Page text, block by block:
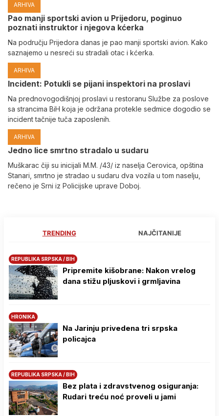
ARHIVA
Pao manji sportski avion u Prijedoru, poginuo
poznati instruktor i njegova kćerka
Na području Prijedora danas je pao manji sportski avion. Kako
saznajemo u nesreći su stradali otac i kćerka.
ARHIVA
Incident: Potukli se pijani inspektori na proslavi
Na prednovogodišnjoj proslavi u restoranu Službe za poslove
sa strancima BiH koja je održana protekle sedmice dogodio se
incident tačnije tuča zaposlenih.
ARHIVA
Јedno lice smrtno stradalo u sudaru
Muškarac čiji su inicijali M.M. /43/ iz naselja Cerovica, opština
Stanari, smrtno je stradao u sudaru dva vozila u tom naselju,
rečeno je Srni iz Policijske uprave Doboj.
TRENDING NAJČITANIJE
REPUBLIKA SRPSKA / BIH
Pripremite kišobrane: Nakon vrelog
dana stižu pljuskovi i grmljavina
HRONIKA
Na Јarinju privedena tri srpska
policajca
REPUBLIKA SRPSKA / BIH
Bez plata i zdravstvenog osiguranja:
Rudari treću noć proveli u jami